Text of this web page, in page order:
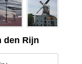
den Rijn